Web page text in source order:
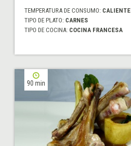
TEMPERATURA DE CONSUMO: CALIENTE
TIPO DE PLATO: CARNES
TIPO DE COCINA: COCINA FRANCESA
90 min